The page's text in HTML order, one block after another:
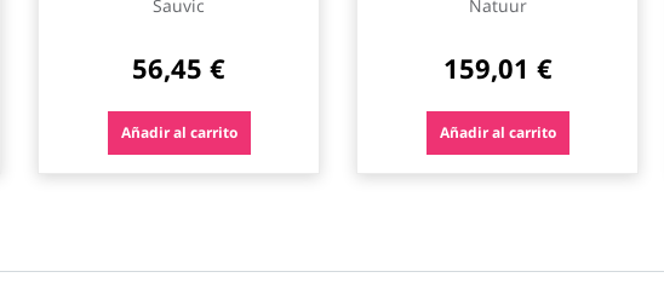
Sauvic
56,45 €
Añadir al carrito
Natuur
159,01 €
Añadir al carrito